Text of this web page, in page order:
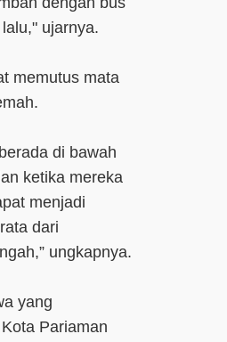
ujarnya.
memutus mata
di bawah
ketika mereka
menjadi
dari
ungkapnya.
yang
Pariaman